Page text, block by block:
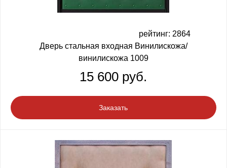
рейтинг: 2864
Дверь стальная входная Винилискожа/
винилискожа 1009
15 600 руб.
Заказать